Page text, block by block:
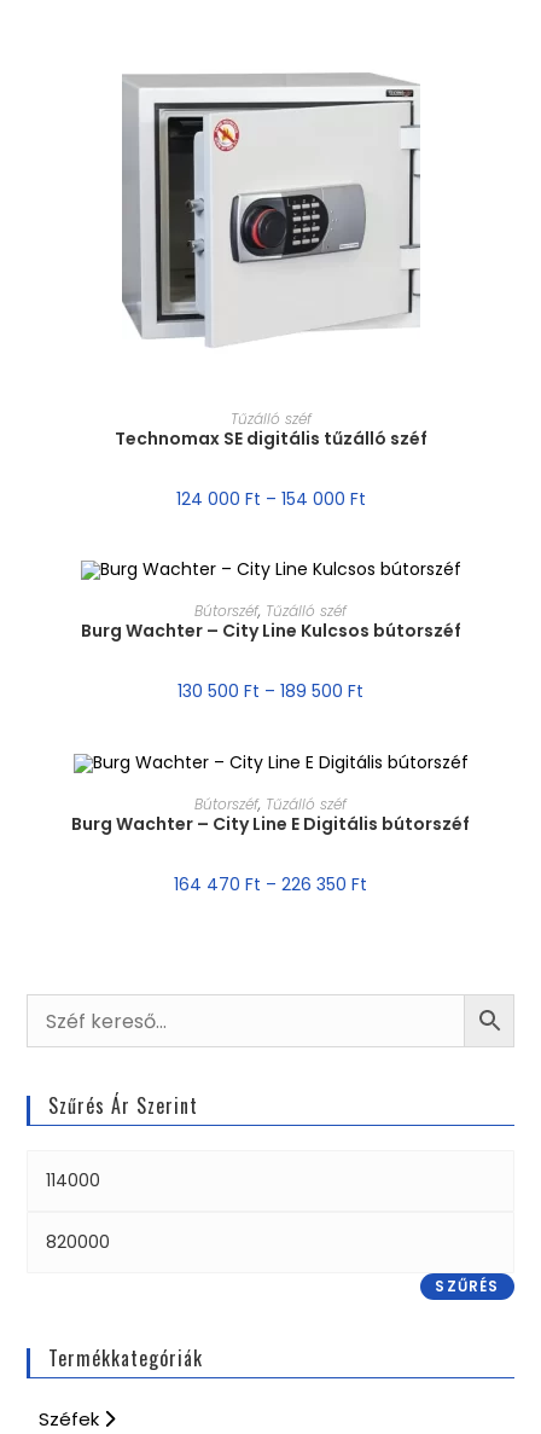
MÉRET VÁLASZTÁSA
Tűzálló széf
Technomax SE digitális tűzálló széf
124 000 Ft – 154 000 Ft
MÉRET VÁLASZTÁSA
Bútorszéf, Tűzálló széf
Burg Wachter – City Line Kulcsos bútorszéf
130 500 Ft – 189 500 Ft
MÉRET VÁLASZTÁSA
Bútorszéf, Tűzálló széf
Burg Wachter – City Line E Digitális bútorszéf
164 470 Ft – 226 350 Ft
Szűrés Ár Szerint
SZŰRÉS
Termékkategóriák
Széfek